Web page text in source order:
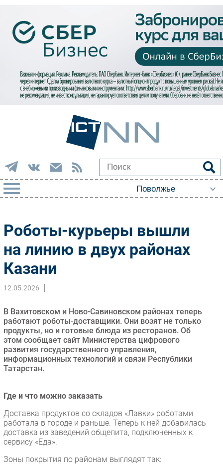
Импорто­замещение
Автоматизация Промышленности
Интернет
Фиксированная связь
Рынок ПК
Маркетинг
Торговые сети
Оборудование
Регулирование
Финансы
Web
Безопасность
Роботы-курьеры вышли
на линию в двух районах
Казани
12.05.2026
В Вахитовском и Ново-Савиновском районах теперь
работают роботы-доставщики. Они возят не только
продукты, но и готовые блюда из ресторанов. Об
этом сообщает сайт Министерства цифрового
развития государственного управления,
информационных технологий и связи Республики
Татарстан.
Где и что можно заказать
Доставка продуктов со складов «Лавки» роботами
работала в городе и раньше. Теперь к ней добавилась
доставка из заведений общепита, подключенных к
сервису «Еда».
Зоны покрытия по районам выглядят так: